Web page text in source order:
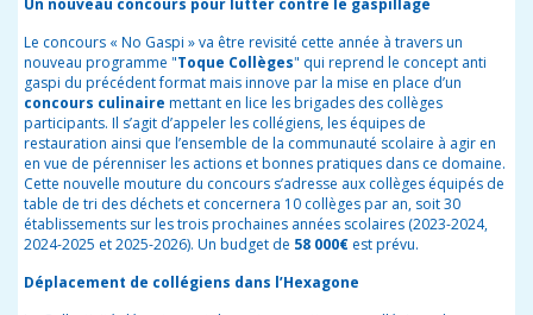
Un nouveau concours pour lutter contre le gaspillage
Le concours « No Gaspi » va être revisité cette année à travers un
nouveau programme "Toque Collèges" qui reprend le concept anti
gaspi du précédent format mais innove par la mise en place d’un
concours culinaire mettant en lice les brigades des collèges
participants. Il s’agit d’appeler les collégiens, les équipes de
restauration ainsi que l’ensemble de la communauté scolaire à agir en
en vue de pérenniser les actions et bonnes pratiques dans ce domaine.
Cette nouvelle mouture du concours s’adresse aux collèges équipés de
table de tri des déchets et concernera 10 collèges par an, soit 30
établissements sur les trois prochaines années scolaires (2023-2024,
2024-2025 et 2025-2026). Un budget de 58 000€ est prévu.
Déplacement de collégiens dans l’Hexagone